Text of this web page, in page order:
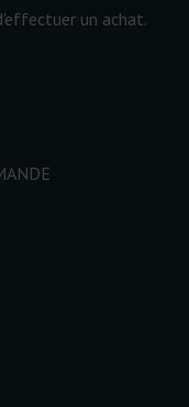
un achat.